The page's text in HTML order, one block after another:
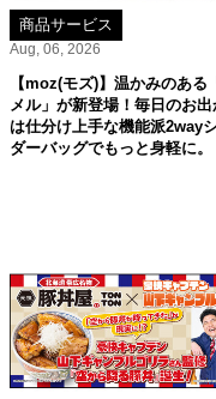
商品サービス
Aug, 06, 2026
【moz(モズ)】温かみのある
メル」が新登場！毎日のお出
は仕分け上手な機能派2way
ダーバッグでもっと身軽に。